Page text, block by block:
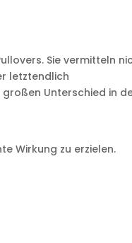
Sie vermitteln
letztendlich
Unterschied in
Wirkung zu erzielen.